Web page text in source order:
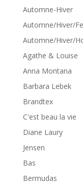
Automne-Hiver
Automne/Hiver/
Automne/Hiver/
Agathe & Louise
Anna Montana
Barbara Lebek
Brandtex
C'est beau la vie
Diane Laury
Jensen
Bas
Bermudas